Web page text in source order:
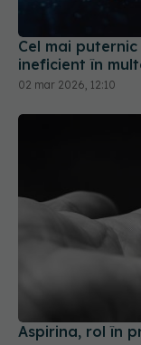
02 mar 2026, 12:10
Aspirina, rol în